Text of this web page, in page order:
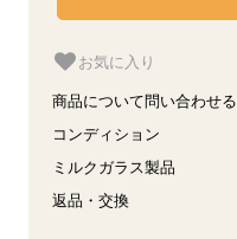
お気に入り
商品について問い合わせる
コンディション
ミルクガラス製品
返品・交換